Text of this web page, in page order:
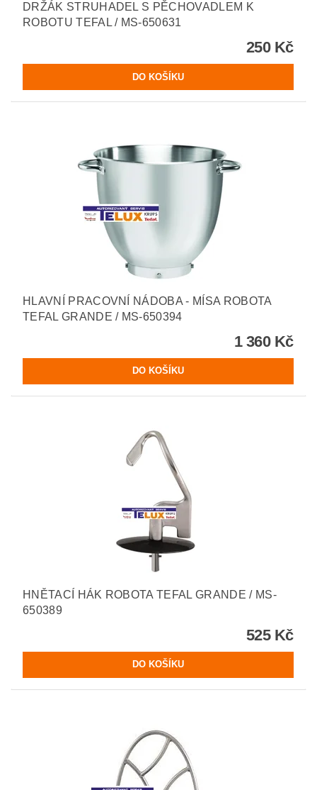
DRŽÁK STRUHADEL S PĚCHOVADLEM K
ROBOTU TEFAL / MS-650631
250 Kč
HLAVNÍ PRACOVNÍ NÁDOBA - MÍSA ROBOTA
TEFAL GRANDE / MS-650394
1 360 Kč
HNĚTACÍ HÁK ROBOTA TEFAL GRANDE / MS-
650389
525 Kč